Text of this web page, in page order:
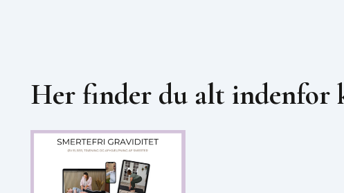
Her finder du alt indenfor